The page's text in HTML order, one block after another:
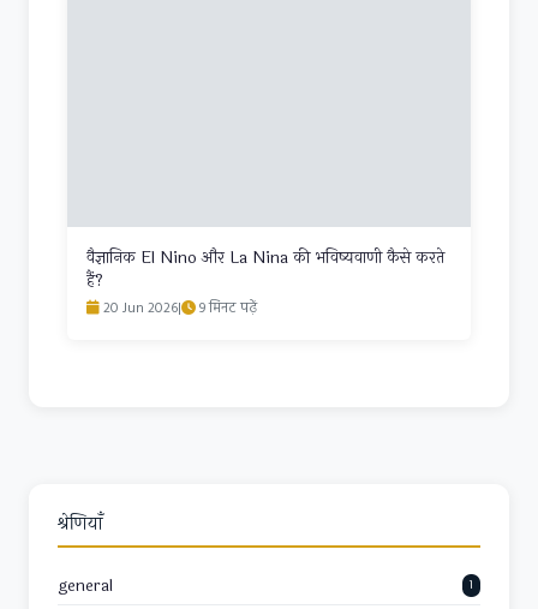
वैज्ञानिक El Nino और La Nina की भविष्यवाणी कैसे करते
हैं?
20 Jun 2026| 9 मिनट पढ़ें
श्रेणियाँ
general 1